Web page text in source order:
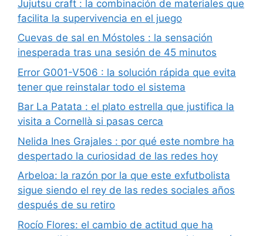
Jujutsu craft : la combinación de materiales que
facilita la supervivencia en el juego
Cuevas de sal en Móstoles : la sensación
inesperada tras una sesión de 45 minutos
Error G001-V506 : la solución rápida que evita
tener que reinstalar todo el sistema
Bar La Patata : el plato estrella que justifica la
visita a Cornellà si pasas cerca
Nelida Ines Grajales : por qué este nombre ha
despertado la curiosidad de las redes hoy
Arbeloa: la razón por la que este exfutbolista
sigue siendo el rey de las redes sociales años
después de su retiro
Rocío Flores: el cambio de actitud que ha